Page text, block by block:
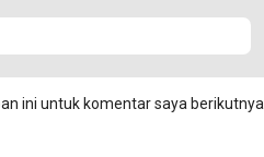
ini untuk komentar saya berikutnya.